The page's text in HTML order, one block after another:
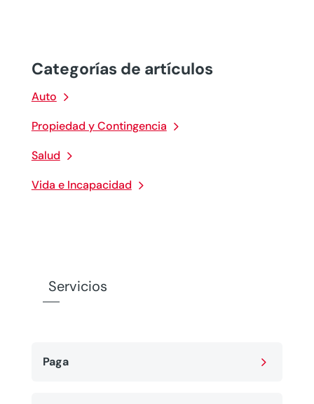
Categorías de artículos
Auto
Propiedad y Contingencia
Salud
Vida e Incapacidad
Servicios
Paga 5